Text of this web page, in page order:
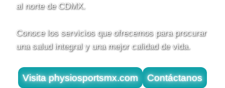
al norte de CDMX.
Conoce los servicios que ofrecemos para procurar
una salud integral y una mejor calidad de vida.
Visita physiosportsmx.com Contáctanos